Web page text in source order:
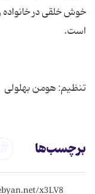
خوش خلقی در خانواده
تنظیم: هومن بهلولی
برچسب‌ها